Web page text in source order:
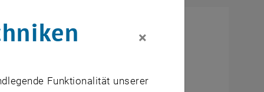
×
Funktionalität unserer